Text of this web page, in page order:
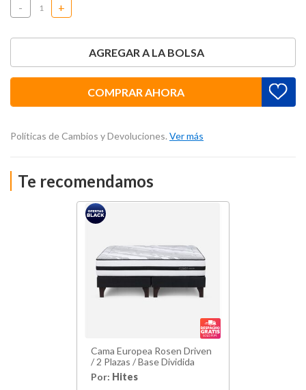
- +
AGREGAR A LA BOLSA
COMPRAR AHORA
Políticas de Cambios y Devoluciones. Ver más
Te recomendamos
Cama Europea Rosen Driven
/ 2 Plazas / Base Dividida
Por: Hites